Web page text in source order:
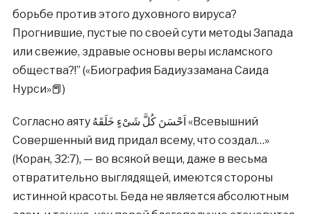
борьбе против этого духовного вируса?
Прогнившие, пустые по своей сути методы Запада
или свежие, здравые основы веры исламского
общества?!” («Биография Бадиуззамана Саида
Нурси»📕)
Согласно аяту ﺍَﺣْﺴَﻦَ ﻛُﻞَّ ﺷَﻰْﺀٍ ﺧَﻠَﻘَﻪُ «Всевышний
Совершенный вид придал всему, что создал…»
(Коран, 32:7), — во всякой вещи, даже в весьма
отвратительно выглядящей, имеются стороны
истинной красоты. Беда не является абсолютным